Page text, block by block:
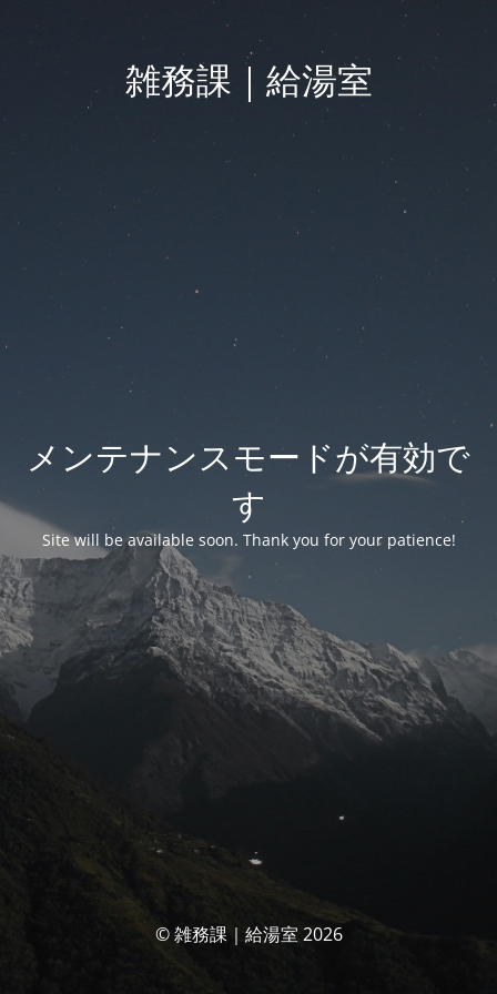
雑務課｜給湯室
メンテナンスモードが有効で
す
Site will be available soon. Thank you for your patience!
© 雑務課｜給湯室 2026